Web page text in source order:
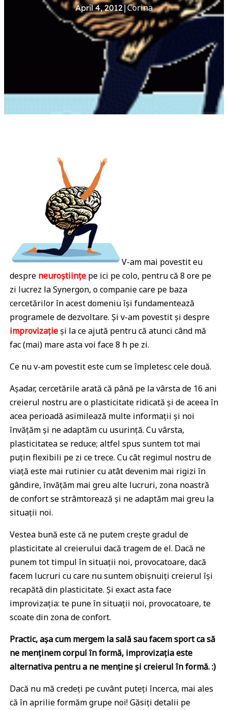
April 4, 2012|Corina
V-am mai povestit eu
despre neuroștiințepe ici pe colo, pentru că 8 ore pe
zi lucrez la Synergon, o companie care pe baza
cercetărilor în acest domeniu își fundamentează
programele de dezvoltare. Și v-am povestit și despre
improvizațieși la ce ajută pentru că atunci când mă
fac (mai) mare asta voi face 8 h pe zi.
Ce nu v-am povestit este cum se împletesc cele două.
Așadar, cercetările arată că până pe la vârsta de 16 ani
creierul nostru are o plasticitate ridicată și de aceea în
acea perioadă asimilează multe informații și noi
învățăm și ne adaptăm cu usurință. Cu vârsta,
plasticitatea se reduce; altfel spus suntem tot mai
puțin flexibili pe zi ce trece. Cu cât regimul nostru de
viață este mai rutinier cu atât devenim mai rigizi în
gândire, învățăm mai greu alte lucruri, zona noastră
de confort se strâmtorează și ne adaptăm mai greu la
situații noi.
Vestea bună este că ne putem crește gradul de
plasticitate al creierului dacă tragem de el. Dacă ne
punem tot timpul în situații noi, provocatoare, dacă
facem lucruri cu care nu suntem obișnuiți creierul își
recapătă din plasticitate. Și exact asta face
improvizația: te pune în situații noi, provocatoare, te
scoate din zona de confort.
Practic, așa cum mergem la sală sau facem sport ca să
ne menținem corpul în formă, improvizația este
alternativa pentru a ne menține și creierul în formă. :)
Dacă nu mă credeți pe cuvânt puteți încerca, mai ales
că în aprilie formăm grupe noi! Găsiți detalii pe